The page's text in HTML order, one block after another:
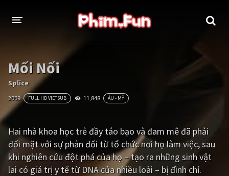
THỂ LOẠI
Thần thoại - Cổ trang
Tâm lý Chiến tranh
Kinh dị Tội phạm - Hình sự
Phiêu lưu Hài hước
Mối Nối
Splice
2009 FULL HD VIETSUB 11,848 ÂU - MỸ
Hai nhà khoa học trẻ đầy táo bạo và đam mê đã phải
đối mặt với sự phản đối từ tổ chức nơi họ làm việc, sau
khi nghiên cứu đột phá của họ – tạo ra những sinh vật
lai có giá trị y tế từ DNA của nhiều loài – bị đình chỉ.